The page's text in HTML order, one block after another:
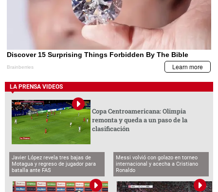
LA PRENSA VIDEOS
Copa Centroamericana: Olimpia
remonta y queda a un paso de la
clasificación
Javier López revela tres bajas de
Motagua y regreso de jugador para
batalla ante FAS
Messi volvió con golazo en torneo
internacional y acecha a Cristiano
Ronaldo